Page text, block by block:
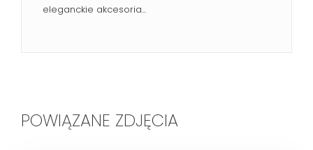
eleganckie akcesoria...
POWIĄZANE ZDJĘCIA